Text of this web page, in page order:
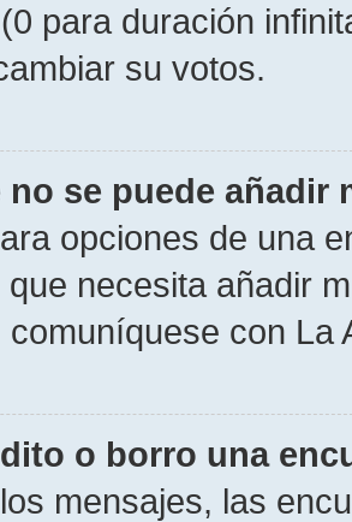
para duración
su votos.
no se puede añadir
opciones de una
que necesita añadir
comuníquese con La
o borro una
mensajes, las